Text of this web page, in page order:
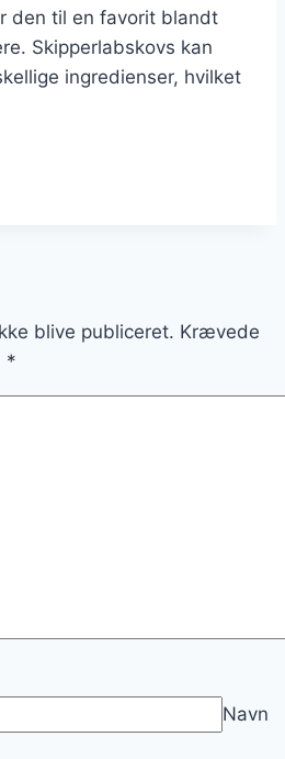
den til en favorit blandt
Skipperlabskovs kan
ingredienser, hvilket
blive publiceret. Krævede
*
Navn